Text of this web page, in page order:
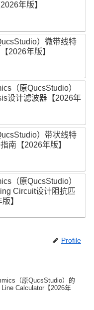
年版】
）微带线特
2026年版】
（原QucsStudio）
设计滤波器【2026年
）带状线特
南【2026年版】
（原QucsStudio）
Circuit设计阻抗匹
】
Profile
（原QucsStudio）的
Calculator【2026年